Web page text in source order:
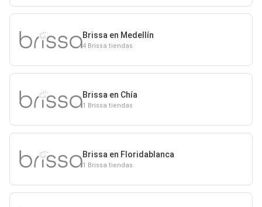
Brissa en Medellín
4 Brissa tiendas
Brissa en Chía
1 Brissa tiendas
Brissa en Floridablanca
1 Brissa tiendas